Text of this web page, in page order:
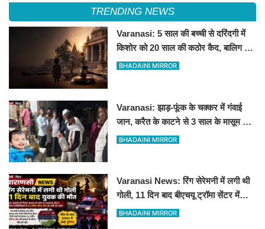
TRENDING NEWS
Varanasi: 5 साल की बच्ची से दरिंदगी में
किशोर को 20 साल की कठोर कैद, बालिग की
तरह चला मुकदमा
BHADAINI MIRROR
Varanasi: झाड़-फूंक के चक्कर में गंवाई
जान, करैत के काटने से 3 साल के मासूम की
मौत
BHADAINI MIRROR
Varanasi News: रिंग सेरेमनी में लगी थी
गोली, 11 दिन बाद बीएचयू ट्रॉमा सेंटर में
युवक की मौत
BHADAINI MIRROR